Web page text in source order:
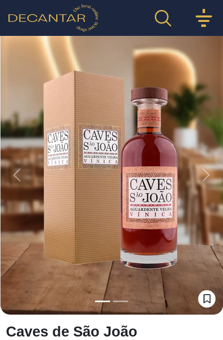
Previous
Caves de São João